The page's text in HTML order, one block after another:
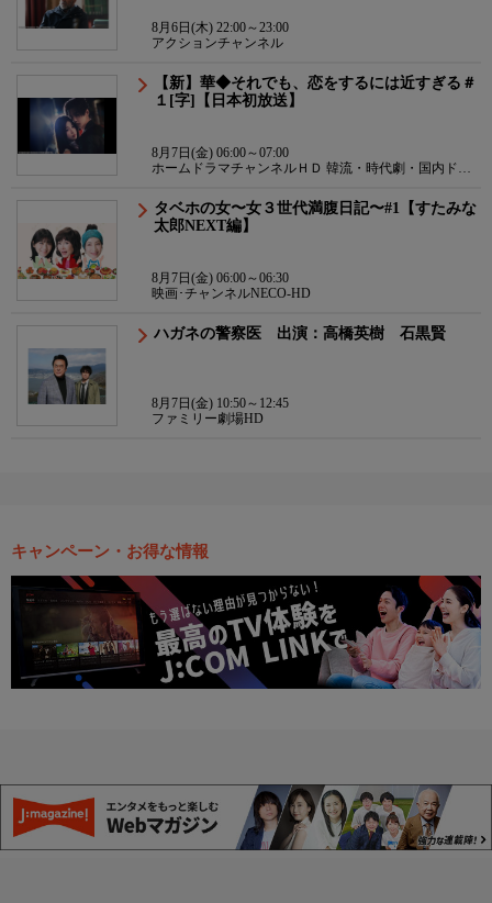
8月6日(木) 22:00～23:00
アクションチャンネル
【新】華◆それでも、恋をするには近すぎる＃
１[字]【日本初放送】
8月7日(金) 06:00～07:00
ホームドラマチャンネルＨＤ 韓流・時代劇・国内ドラ
タベホの女〜女３世代満腹日記〜#1【すたみな
太郎NEXT編】
8月7日(金) 06:00～06:30
映画･チャンネルNECO-HD
ハガネの警察医 出演：高橋英樹 石黒賢
8月7日(金) 10:50～12:45
ファミリー劇場HD
キャンペーン・お得な情報